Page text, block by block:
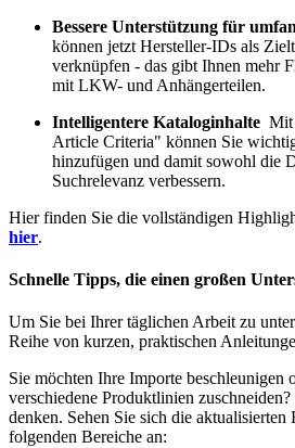
Bessere Unterstützung für
können jetzt Hersteller-IDs als
verknüpfen - das gibt Ihnen mehr
mit LKW- und Anhängerteilen.
Intelligentere Kataloginhalte Mit
Article Criteria" können Sie
hinzufügen und damit sowohl die
Suchrelevanz verbessern.
Hier finden Sie die vollständigen
hier.
Schnelle Tipps, die einen großen
Um Sie bei Ihrer täglichen Arbeit zu
Reihe von kurzen, praktischen
Sie möchten Ihre Importe beschleunigen
verschiedene Produktlinien
denken. Sehen Sie sich die
folgenden Bereiche an: